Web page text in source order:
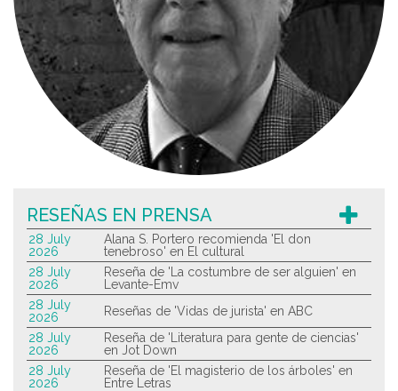
RESEÑAS EN PRENSA
28 July
2026
Alana S. Portero recomienda 'El don
tenebroso' en El cultural
28 July
2026
Reseña de 'La costumbre de ser alguien' en
Levante-Emv
28 July
2026
Reseñas de 'Vidas de jurista' en ABC
28 July
2026
Reseña de 'Literatura para gente de ciencias'
en Jot Down
28 July
2026
Reseña de 'El magisterio de los árboles' en
Entre Letras